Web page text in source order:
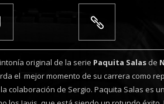
original de la serie Paquita Salasde
el mejor momento de su carrera como
colaboración de Sergio. Paquita Salas es